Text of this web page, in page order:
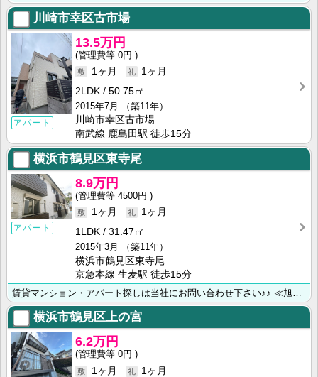
川崎市幸区古市場
アパート
13.5万円
0円
1ヶ月
1ヶ月
2LDK
50.75㎡
2015年7月
（築11年）
川崎市幸区古市場
南武線 鹿島田駅 徒歩15分
横浜市鶴見区東寺尾
アパート
8.9万円
4500円
1ヶ月
1ヶ月
1LDK
31.47㎡
2015年3月
（築11年）
横浜市鶴見区東寺尾
京急本線 生麦駅 徒歩15分
横浜市鶴見区上の宮
6.2万円
0円
1ヶ月
1ヶ月